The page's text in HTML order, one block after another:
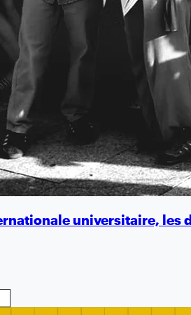
universitaire, les